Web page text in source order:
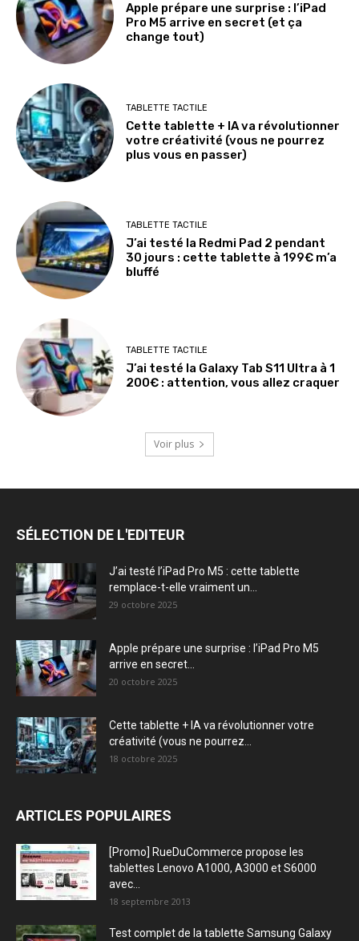
Apple prépare une surprise : l’iPad
Pro M5 arrive en secret (et ça
change tout)
TABLETTE TACTILE
Cette tablette + IA va révolutionner
votre créativité (vous ne pourrez
plus vous en passer)
TABLETTE TACTILE
J’ai testé la Redmi Pad 2 pendant
30 jours : cette tablette à 199€ m’a
bluffé
TABLETTE TACTILE
J’ai testé la Galaxy Tab S11 Ultra à 1
200€ : attention, vous allez craquer
Voir plus
SÉLECTION DE L'EDITEUR
J’ai testé l’iPad Pro M5 : cette tablette
remplace-t-elle vraiment un...
29 octobre 2025
Apple prépare une surprise : l’iPad Pro M5
arrive en secret...
20 octobre 2025
Cette tablette + IA va révolutionner votre
créativité (vous ne pourrez...
18 octobre 2025
ARTICLES POPULAIRES
[Promo] RueDuCommerce propose les
tablettes Lenovo A1000, A3000 et S6000
avec...
18 septembre 2013
Test complet de la tablette Samsung Galaxy